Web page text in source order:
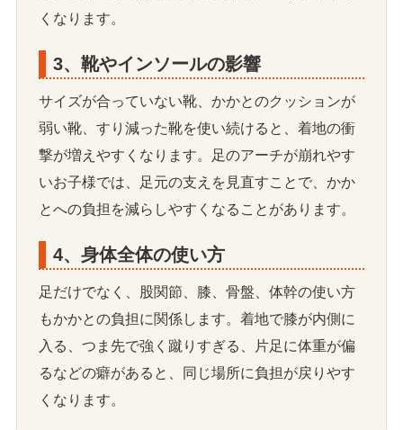
くなります。
3、靴やインソールの影響
サイズが合っていない靴、かかとのクッションが
弱い靴、すり減った靴を使い続けると、着地の衝
撃が増えやすくなります。足のアーチが崩れやす
いお子様では、足元の支えを見直すことで、かか
とへの負担を減らしやすくなることがあります。
4、身体全体の使い方
足だけでなく、股関節、膝、骨盤、体幹の使い方
もかかとの負担に関係します。着地で膝が内側に
入る、つま先で強く蹴りすぎる、片足に体重が偏
るなどの癖があると、同じ場所に負担が戻りやす
くなります。